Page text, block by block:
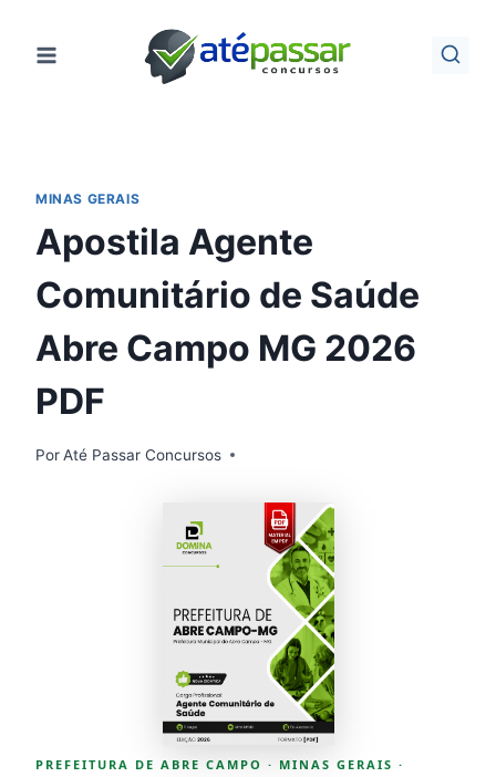
para
MINAS GERAIS
Apostila Agente
Comunitário de Saúde
Abre Campo MG 2026
PDF
PorAté Passar Concursos
PREFEITURA DE ABRE CAMPO · MINAS GERAIS ·